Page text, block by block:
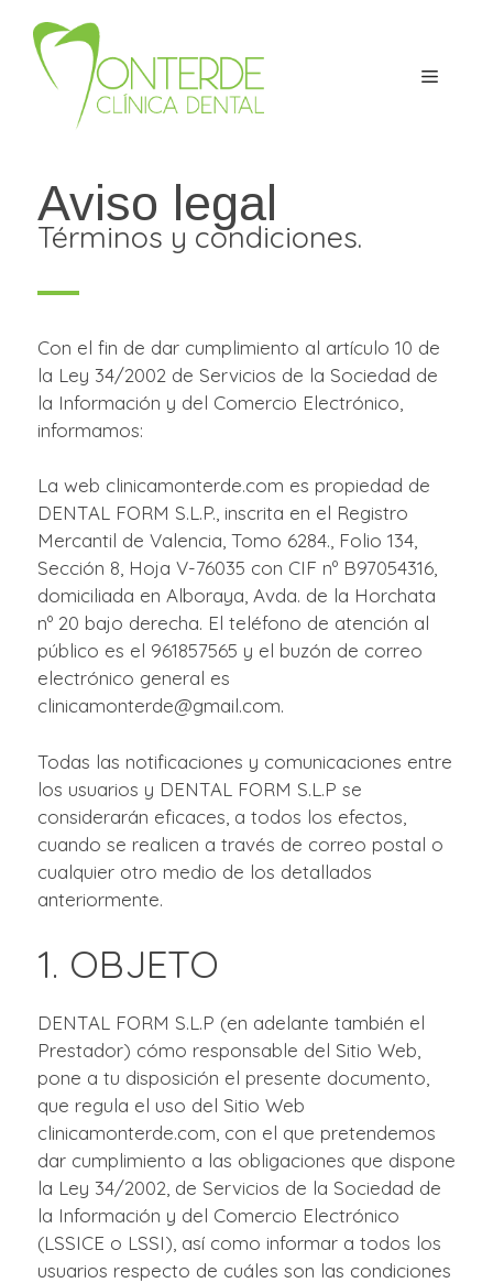
Aviso legal
Términos y condiciones.
Con el fin de dar cumplimiento al artículo 10 de
la Ley 34/2002 de Servicios de la Sociedad de
la Información y del Comercio Electrónico,
informamos:
La web clinicamonterde.com es propiedad de
DENTAL FORM S.L.P., inscrita en el Registro
Mercantil de Valencia, Tomo 6284., Folio 134,
Sección 8, Hoja V-76035 con CIF nº B97054316,
domiciliada en Alboraya, Avda. de la Horchata
nº 20 bajo derecha. El teléfono de atención al
público es el 961857565 y el buzón de correo
electrónico general es
clinicamonterde@gmail.com.
Todas las notificaciones y comunicaciones entre
los usuarios y DENTAL FORM S.L.P se
considerarán eficaces, a todos los efectos,
cuando se realicen a través de correo postal o
cualquier otro medio de los detallados
anteriormente.
1. OBJETO
DENTAL FORM S.L.P (en adelante también el
Prestador) cómo responsable del Sitio Web,
pone a tu disposición el presente documento,
que regula el uso del Sitio Web
clinicamonterde.com, con el que pretendemos
dar cumplimiento a las obligaciones que dispone
la Ley 34/2002, de Servicios de la Sociedad de
la Información y del Comercio Electrónico
(LSSICE o LSSI), así como informar a todos los
usuarios respecto de cuáles son las condiciones